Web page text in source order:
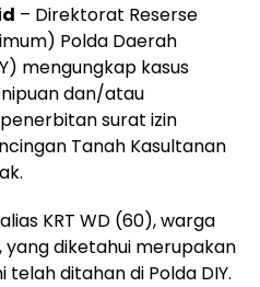
– Direktorat Reserse
Polda Daerah
mengungkap kasus
dan/atau
surat izin
Tanah Kasultanan
KRT WD (60), warga
yang diketahui merupakan
telah ditahan di Polda DIY.